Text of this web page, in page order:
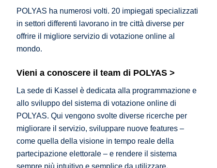
POLYAS ha numerosi volti. 20 impiegati specializzati
in settori differenti lavorano in tre città diverse per
offrire il migliore servizio di votazione online al
mondo.
Vieni a conoscere il team di POLYAS >
La sede di Kassel è dedicata alla programmazione e
allo sviluppo del sistema di votazione online di
POLYAS. Qui vengono svolte diverse ricerche per
migliorare il servizio, sviluppare nuove features –
come quella della visione in tempo reale della
partecipazione elettorale – e rendere il sistema
sempre più intuitivo e semplice da utilizzare.